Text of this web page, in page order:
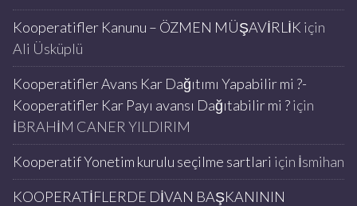
Kooperatifler Kanunu – ÖZMEN MÜŞAVİRLİK için
Ali Üsküplü
Kooperatifler Avans Kar Dağıtımı Yapabilir mi ?-
Kooperatifler Kar Payı avansı Dağıtabilir mi ?için
İBRAHİM CANER YILDIRIM
Kooperatif Yonetim kurulu seçilme sartlari için İsmihan
KOOPERATİFLERDE DİVAN BAŞKANININ